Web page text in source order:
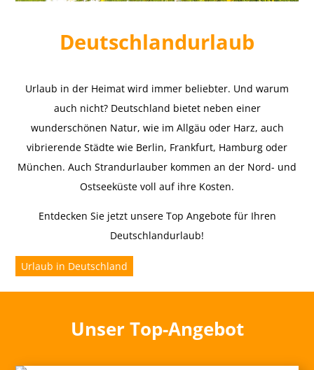
Deutschlandurlaub
Urlaub in der Heimat wird immer beliebter. Und warum
auch nicht? Deutschland bietet neben einer
wunderschönen Natur, wie im Allgäu oder Harz, auch
vibrierende Städte wie Berlin, Frankfurt, Hamburg oder
München. Auch Strandurlauber kommen an der Nord- und
Ostseeküste voll auf ihre Kosten.
Entdecken Sie jetzt unsere Top Angebote für Ihren
Deutschlandurlaub!
Urlaub in Deutschland
Unser Top-Angebot